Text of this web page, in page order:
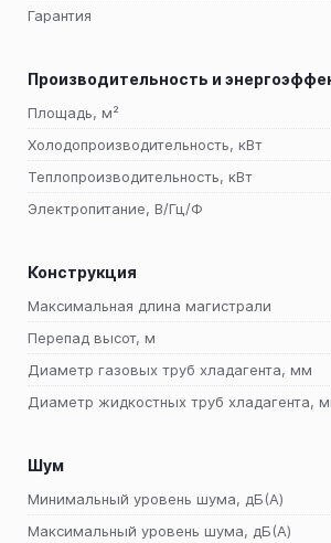
Гарантия
Производительность и
Площадь, м²
Холодопроизводительность, кВт
Теплопроизводительность, кВт
Электропитание, В/Гц/Ф
Конструкция
Максимальная длина магистрали
Перепад высот, м
Диаметр газовых труб хладагента, мм
Диаметр жидкостных труб хладагента,
Шум
Минимальный уровень шума, дБ(A)
Максимальный уровень шума, дБ(A)